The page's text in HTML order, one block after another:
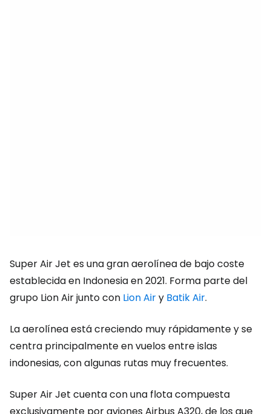
Super Air Jet es una gran aerolínea de bajo coste
establecida en Indonesia en 2021. Forma parte del
grupo Lion Air junto con Lion Airy Batik Air.
La aerolínea está creciendo muy rápidamente y se
centra principalmente en vuelos entre islas
indonesias, con algunas rutas muy frecuentes.
Super Air Jet cuenta con una flota compuesta